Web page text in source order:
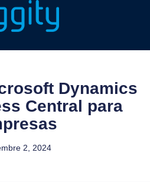
Dynamics
Central para
2, 2024